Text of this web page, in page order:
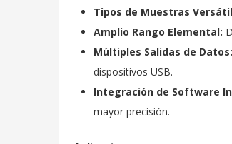
Tipos de Muestras
Amplio Rango Elemental:
Múltiples Salidas de Datos:
dispositivos USB.
Integración de Software
mayor precisión.